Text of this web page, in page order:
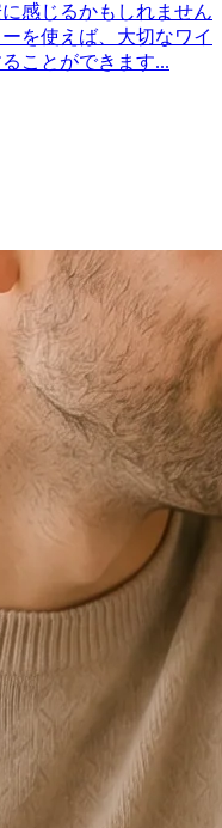
感じるかもしれません
を使えば、大切なワイ
ことができます...